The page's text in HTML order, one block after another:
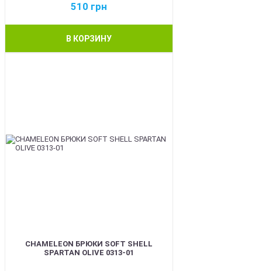
510 грн
В КОРЗИНУ
CHAMELEON БРЮКИ SOFT SHELL
SPARTAN OLIVE 0313-01